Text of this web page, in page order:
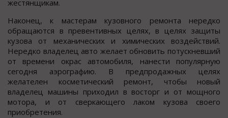
жестянщикам.
Наконец, к мастерам кузовного ремонта нередко
обращаются в превентивных целях, в целях защиты
кузова от механических и химических воздействий.
Нередко владелец авто желает обновить потускневший
от времени окрас автомобиля, нанести популярную
сегодня аэрографию. В предпродажных целях
желателен косметический ремонт, чтобы новый
владелец машины приходил в восторг и от мощного
мотора, и от сверкающего лаком кузова своего
приобретения.